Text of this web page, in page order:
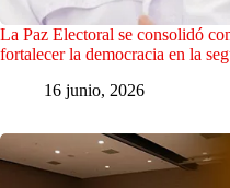
La Paz Electoral se consolidó
fortalecer la democracia en la
16 junio, 2026